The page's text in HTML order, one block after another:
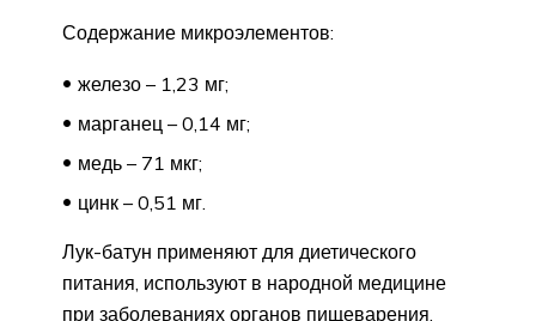
Содержание микроэлементов:
железо – 1,23 мг;
марганец – 0,14 мг;
медь – 71 мкг;
цинк – 0,51 мг.
Лук-батун применяют для диетического
питания, используют в народной медицине
при заболеваниях органов пищеварения,